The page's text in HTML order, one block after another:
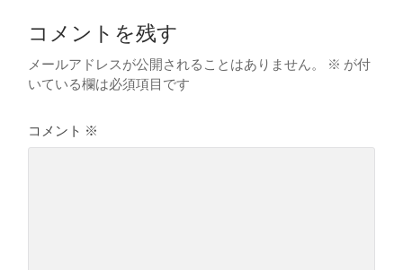
コメントを残す
メールアドレスが公開されることはありません。 ※ が付
いている欄は必須項目です
コメント ※